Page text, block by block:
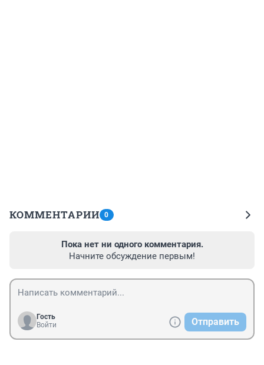
КОММЕНТАРИИ 0
Пока нет ни одного комментария.
Начните обсуждение первым!
Гость
Войти
Отправить